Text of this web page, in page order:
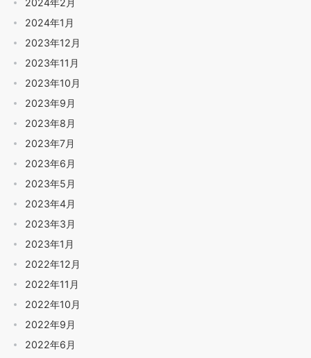
2024年2月
2024年1月
2023年12月
2023年11月
2023年10月
2023年9月
2023年8月
2023年7月
2023年6月
2023年5月
2023年4月
2023年3月
2023年1月
2022年12月
2022年11月
2022年10月
2022年9月
2022年6月